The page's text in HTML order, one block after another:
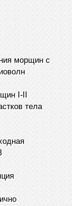
морщин с
I-II
тела